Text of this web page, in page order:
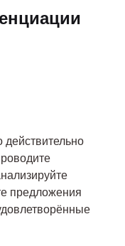
действительно
предложения